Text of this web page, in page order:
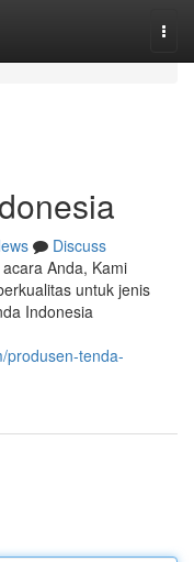
Discuss
Anda, Kami
untuk jenis
Indonesia
produsen-tenda-